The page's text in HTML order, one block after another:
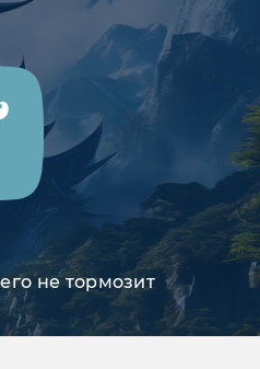
не тормозит